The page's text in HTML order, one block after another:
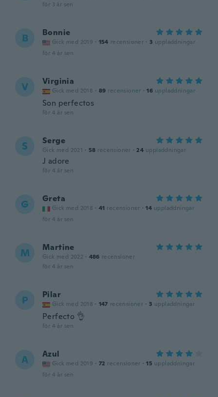
för 3 år sen
B Bonnie
Gick med 2019 · 154 recensioner · 3 uppladdningar
för 4 år sen
V Virginia
Gick med 2018 · 89 recensioner · 16 uppladdningar
Son perfectos
för 4 år sen
S Serge
Gick med 2021 · 58 recensioner · 24 uppladdningar
J adore
för 4 år sen
G Greta
Gick med 2018 · 41 recensioner · 14 uppladdningar
för 4 år sen
M Martine
Gick med 2022 · 486 recensioner
för 4 år sen
P Pilar
Gick med 2018 · 147 recensioner · 3 uppladdningar
Perfecto 👌
för 4 år sen
A Azul
Gick med 2019 · 72 recensioner · 15 uppladdningar
för 4 år sen